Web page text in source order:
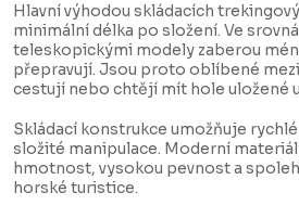
a
c
í
r
v
k
Hlavní výhodou skládacích
minimální délka po složení. Ve
teleskopickými modely zaberou
přepravují. Jsou proto oblíbené
cestují nebo chtějí mít hole uložené
Skládací konstrukce umožňuje
složité manipulace. Moderní
hmotnost, vysokou pevnost a
horské turistice.